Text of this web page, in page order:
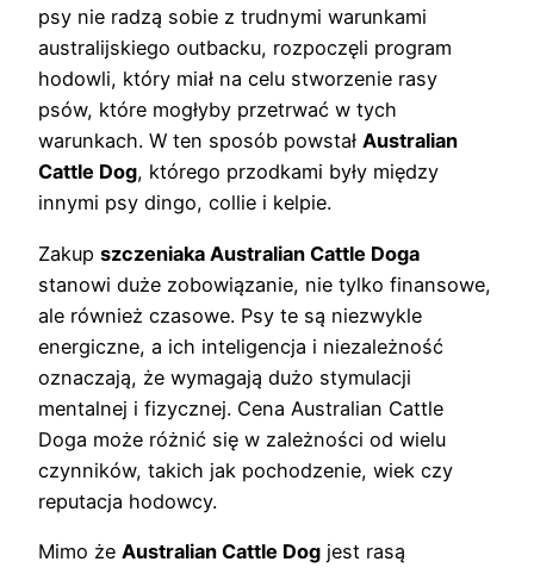
psy nie radzą sobie z trudnymi warunkami
australijskiego outbacku, rozpoczęli program
hodowli, który miał na celu stworzenie rasy
psów, które mogłyby przetrwać w tych
warunkach. W ten sposób powstał Australian
Cattle Dog, którego przodkami były między
innymi psy dingo, collie i kelpie.
Zakup szczeniaka Australian Cattle Doga
stanowi duże zobowiązanie, nie tylko finansowe,
ale również czasowe. Psy te są niezwykle
energiczne, a ich inteligencja i niezależność
oznaczają, że wymagają dużo stymulacji
mentalnej i fizycznej. Cena Australian Cattle
Doga może różnić się w zależności od wielu
czynników, takich jak pochodzenie, wiek czy
reputacja hodowcy.
Mimo że Australian Cattle Dog jest rasą